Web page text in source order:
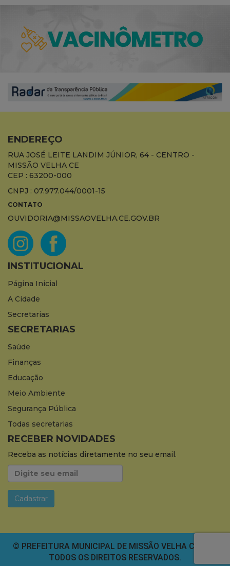
ENDEREÇO
RUA JOSÉ LEITE LANDIM JÚNIOR, 64 - CENTRO -
MISSÃO VELHA CE
CEP : 63200-000
CNPJ : 07.977.044/0001-15
CONTATO
OUVIDORIA@MISSAOVELHA.CE.GOV.BR
INSTITUCIONAL
Página Inicial
A Cidade
Secretarias
SECRETARIAS
Saúde
Finanças
Educação
Meio Ambiente
Segurança Pública
Todas secretarias
RECEBER NOVIDADES
Receba as notícias diretamente no seu email.
© PREFEITURA MUNICIPAL DE MISSÃO VELHA CEARÁ.
TODOS OS DIREITOS RESERVADOS.